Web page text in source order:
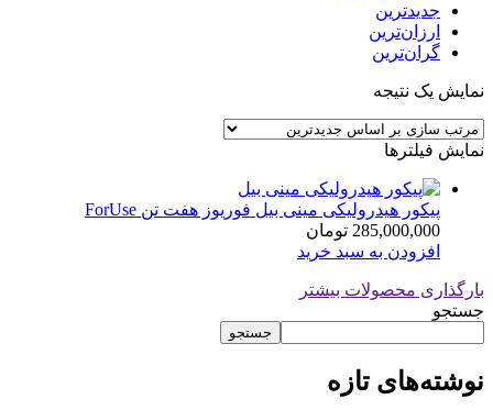
جدیدترین
ارزان‌ترین
گران‌ترین
نمایش یک نتیجه
نمایش فیلترها
پیکور هیدرولیکی مینی بیل فوریوز هفت تن ForUse
285,000,000 تومان
افزودن به سبد خرید
بارگذاری محصولات بیشتر
جستجو
جستجو
نوشته‌های تازه